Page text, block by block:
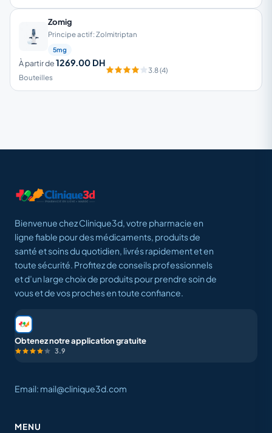
Zomig
Principe actif: Zolmitriptan
5mg
À partir de1269.00 DH
Bouteilles
3.8 (4)
Bienvenue chez Clinique3d, votre pharmacie en
ligne fiable pour des médicaments, produits de
santé et soins du quotidien, livrés rapidement et en
toute sécurité. Profitez de conseils professionnels
et d’un large choix de produits pour prendre soin de
vous et de vos proches en toute confiance.
Obtenez notre application gratuite
3.9
Email: mail@clinique3d.com
MENU